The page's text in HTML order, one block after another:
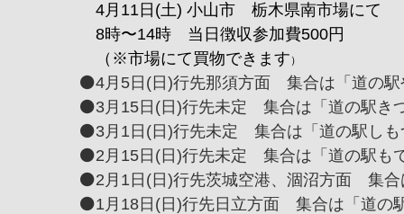
4月11日(土) 小山市 栃木県南市場にて
8時〜14時 当日徴収参加費500円
（※市場にて買物できます ）
⚫️4月5日(日)行先那須方面 集合は「道の駅
⚫️3月15日(日)行先未定 集合は「道の駅き
⚫️3月1日(日)行先未定 集合は「道の駅しも
⚫️2月15日(日)行先未定 集合は「道の駅も
⚫️2月1日(日)行先茨城空港、涸沼方面 集
⚫️1月18日(日)行先日立方面 集合は「道の